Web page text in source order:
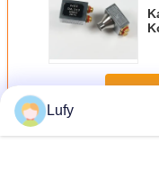
LebihUltrasonic
Lufy